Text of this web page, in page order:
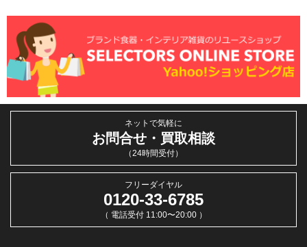
ネットで気軽に
お問合せ・買取相談
（24時間受付）
フリーダイヤル
0120-33-6785
（ 電話受付 11:00〜20:00 ）